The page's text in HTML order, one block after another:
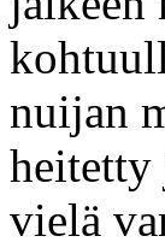
nuijan
heitetty
vielä